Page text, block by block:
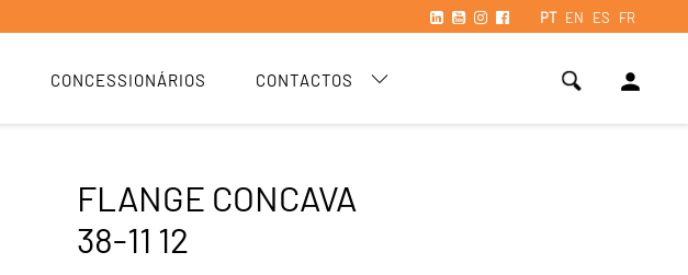
PT EN ES FR
CONCESSIONÁRIOS CONTACTOS person
FLANGE CONCAVA
38-11 12